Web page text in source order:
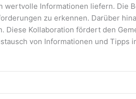
wertvolle Informationen liefern. Die
zu erkennen. Darüber
Diese Kollaboration fördert den
von Informationen und